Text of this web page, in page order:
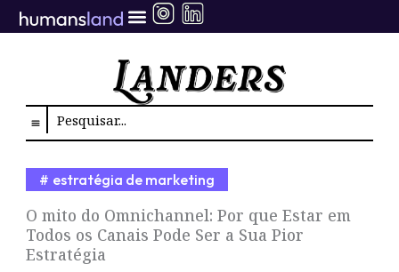
para
Search
O mito do Omnichannel: Por que Estar em
Todos os Canais Pode Ser a Sua Pior
Estratégia
estratégia de marketing